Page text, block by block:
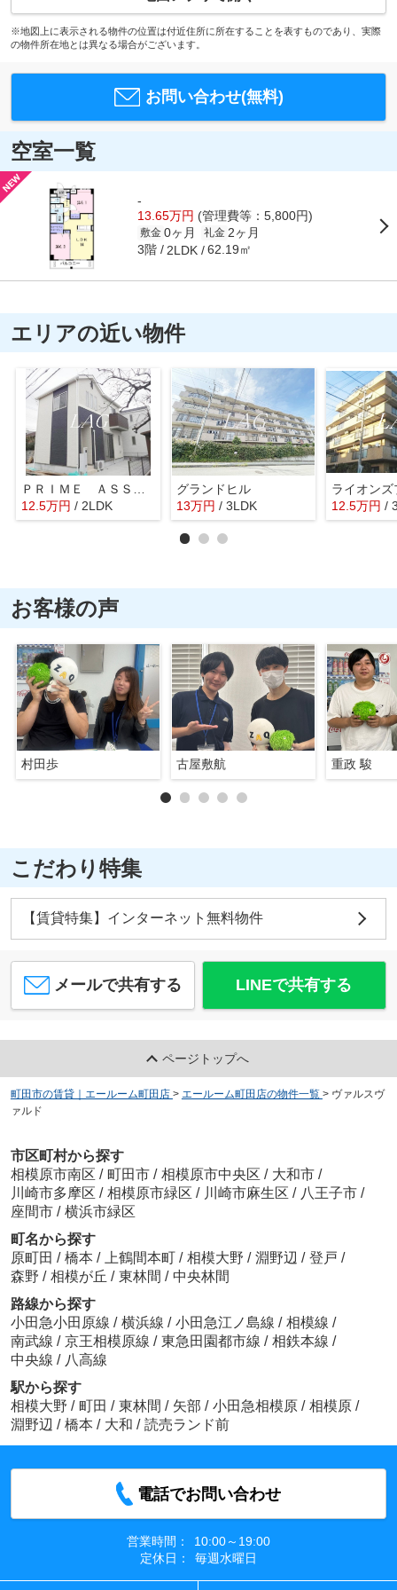
※地図上に表示される物件の位置は付近住所に所在することを表すものであり、実際
の物件所在地とは異なる場合がございます。
お問い合わせ(無料)
空室一覧
-
13.65万円 (管理費等：5,800円)
敷金 0ヶ月 礼金 2ヶ月
3階 2LDK 62.19㎡
エリアの近い物件
12.5万円 / 2LDK
グランドヒル
13万円 / 3LDK 12.5万円 /
お客様の声
村田歩 古屋敷航 重政 駿
こだわり特集
【賃貸特集】インターネット無料物件
メールで共有する LINEで共有する
ページトップへ
町田市の賃貸｜エールーム町田店 > エールーム町田店の物件一覧 > ヴァルスヴ
ァルド
市区町村から探す
相模原市南区 / 町田市 / 相模原市中央区 / 大和市 /
川崎市多摩区 / 相模原市緑区 / 川崎市麻生区 / 八王子市 /
座間市 / 横浜市緑区
町名から探す
原町田 / 橋本 / 上鶴間本町 / 相模大野 / 淵野辺 / 登戸 /
森野 / 相模が丘 / 東林間 / 中央林間
路線から探す
小田急小田原線 / 横浜線 / 小田急江ノ島線 / 相模線 /
南武線 / 京王相模原線 / 東急田園都市線 / 相鉄本線 /
中央線 / 八高線
駅から探す
相模大野 / 町田 / 東林間 / 矢部 / 小田急相模原 / 相模原 /
淵野辺 / 橋本 / 大和 / 読売ランド前
電話でお問い合わせ
営業時間：
10:00～19:00
定休日：
毎週水曜日